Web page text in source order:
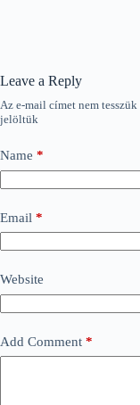
Leave a Reply
Az e-mail címet nem tesszük
jelöltük
Name *
Email *
Website
Add Comment *